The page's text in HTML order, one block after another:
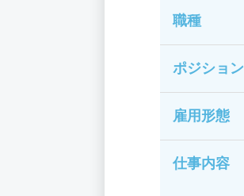
職種
ポジション
雇用形態
仕事内容